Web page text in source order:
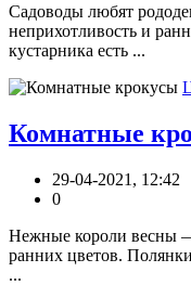
Садоводы любят
неприхотливость и
кустарника есть ...
Комнатные
29-04-2021, 12:42
0
Нежные короли весны
ранних цветов.
...